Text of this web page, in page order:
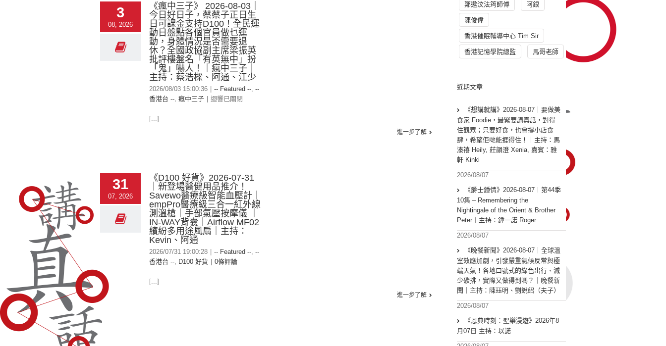
3
08, 2026
《瘋中三子》 2026-08-03｜
今日好日子，蔡蔡子正日生
日可課金支持D100！全民運
動日盤點各個官員做乜運
動，身體情況是否需要退
休？全國政協副主席梁振英
批評樓盤名「有英無中」扮
「鬼」嚇人！｜瘋中三子｜
主持：蔡浩樑、阿通、江少
2026/08/03 15:00:36 -- Featured --, --
香港台 --, 瘋中三子 迴響已關閉
[...]
進一步了解
31
07, 2026
《D100 好貨》2026-07-31
｜新登場醫健用品推介！
Savewo醫療級智能血壓計｜
empPro醫療級三合一紅外線
測溫槍｜手部氣壓按摩儀 ｜
IN-WAY背囊｜Airflow MF02
繽紛多用途風扇｜主持：
Kevin、阿通
2026/07/31 19:00:28 -- Featured --, --
香港台 --, D100 好貨 0條評論
[...]
進一步了解
鄭遨汶法筠師傅 阿銀
陳俊偉
香港催眠輔導中心 Tim Sir
香港記憶學院總監 馬哥老師
近期文章
《想講就講》2026-08-07｜要做美
食家 Foodie，最緊要講真話，對得
住觀眾；只要好食，也會撐小店食
肆，希望佢哋能捱得住！｜主持：馬
溱禧 Heily, 莊韻澄 Xenia, 嘉賓：雅
軒 Kinki
2026/08/07
《爵士鍾情》2026-08-07︱第44季
10集 – Remembering the
Nightingale of the Orient & Brother
Peter︱主持：鍾一諾 Roger
2026/08/07
《晚餐新聞》2026-08-07｜全球溫
室效應加劇，引發嚴重氣候反常與極
端天氣！各地口號式的綠色出行、減
少碳排，實際又做得到嗎？｜晚餐新
聞｜主持：陳珏明、劉銳紹（夫子）
2026/08/07
《恩典時刻：聖樂漫遊》2026年8
月07日 主持：以諾